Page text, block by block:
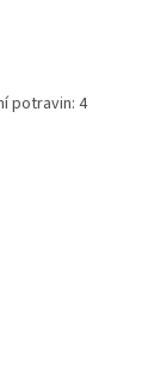
potravin: 4